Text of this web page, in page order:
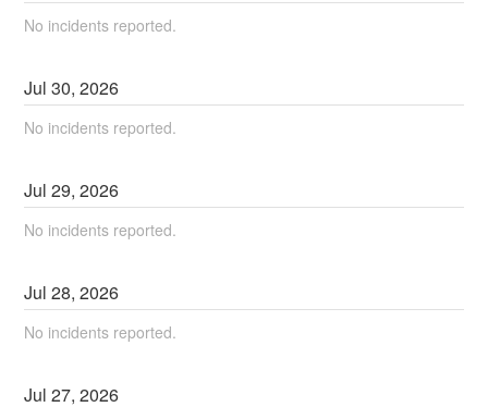
No incidents reported.
Jul30,2026
No incidents reported.
Jul29,2026
No incidents reported.
Jul28,2026
No incidents reported.
Jul27,2026